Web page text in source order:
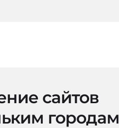
сайтов
городам